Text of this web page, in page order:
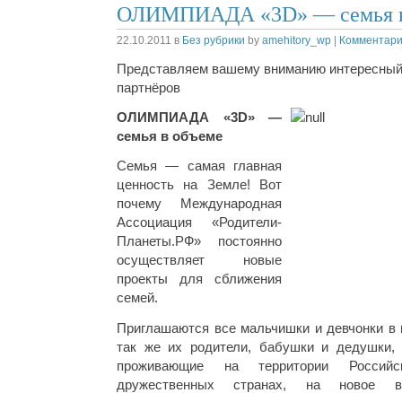
ОЛИМПИАДА «3D» — семья
22.10.2011 в Без рубрики by amehitory_wp
Представляем вашему вниманию
партнёров
ОЛИМПИАДА «3D» —
семья в объеме
Семья — самая главная
ценность на Земле! Вот
почему Международная
Ассоциация «Родители-
Планеты.РФ» постоянно
осуществляет новые
проекты для сближения
семей.
Приглашаются все мальчишки и девчонки в
так же их родители, бабушки и дедушки,
проживающие на территории
дружественных странах, на новое